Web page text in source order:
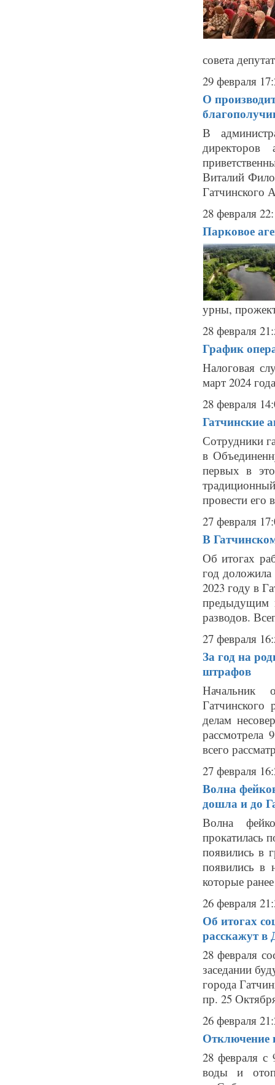
совета
29 февраля
О
В
директоров
Виталий
Гатчинского
28 февраля
Парковое
урны,
28 февраля
График
Налоговая
март 2024
28 февраля
Гатчинские
Сотрудники
в
первых в
провести его
27 февраля
В
Об итогах
год
2023 году в
предыдущим
разводов.
27 февраля
За год на
штрафов
Начальник
Гатчинского
делам
рассмотрела
всего
27 февраля
Волна
дошла и до
Волна
прокатилась
появились в
появились в
которые
26 февраля
Об итогах
расскажут в
28 февраля
заседании
города
пр. 25
26 февраля
Отключение
28 февраля с
воды и